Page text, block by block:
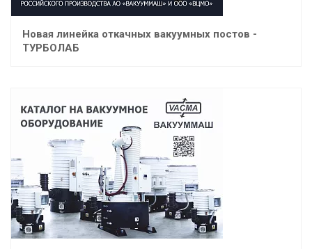
Новая линейка откачных вакуумных постов -
ТУРБОЛАБ